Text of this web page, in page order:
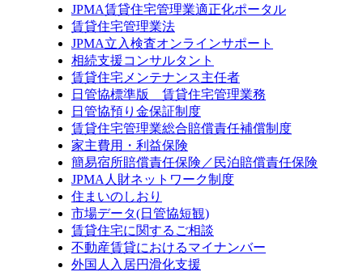
JPMA賃貸住宅管理業適正化ポータル
賃貸住宅管理業法
JPMA立入検査オンラインサポート
相続支援コンサルタント
賃貸住宅メンテナンス主任者
日管協標準版 賃貸住宅管理業務
日管協預り金保証制度
賃貸住宅管理業総合賠償責任補償制度
家主費用・利益保険
簡易宿所賠償責任保険／民泊賠償責任保険
JPMA人財ネットワーク制度
住まいのしおり
市場データ(日管協短観)
賃貸住宅に関するご相談
不動産賃貸におけるマイナンバー
外国人入居円滑化支援